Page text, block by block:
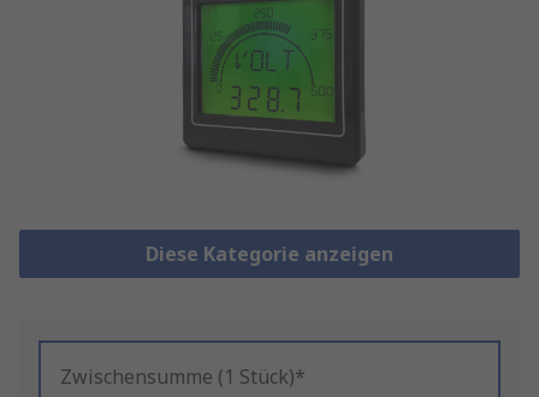
Diese Kategorie anzeigen
Zwischensumme (1 Stück)*